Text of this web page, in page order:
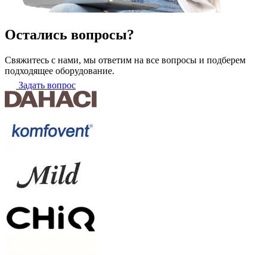
Остались вопросы?
Свяжитесь с нами, мы ответим на все вопросы и подберем
подходящее оборудование.
Задать вопрос